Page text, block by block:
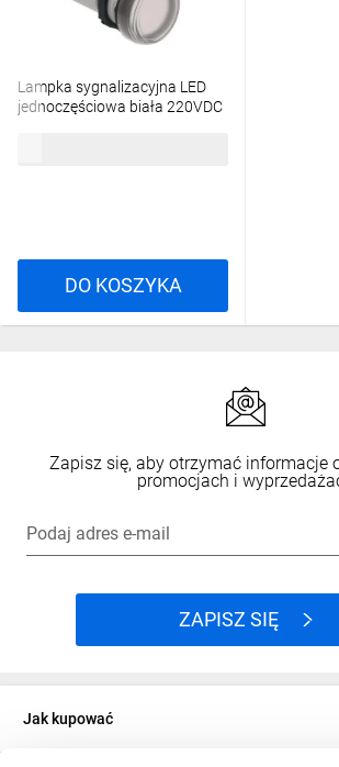
Lampka sygnalizacyjna LED
jednoczęściowa biała 220VDC
DO KOSZYKA
Zapisz się, aby otrzymać informacje
promocjach i
Podaj adres e-mail
ZAPISZ SIĘ
Jak kupować